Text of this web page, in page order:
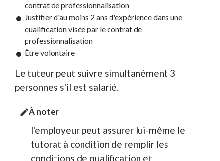
contrat de professionnalisation
Justifier d'au moins 2 ans d'expérience dans une
qualification visée par le contrat de
professionnalisation
Être volontaire
Le tuteur peut suivre simultanément 3
personnes s'il est salarié.
editÀ noter
l'employeur peut assurer lui-même le
tutorat à condition de remplir les
conditions de qualification et